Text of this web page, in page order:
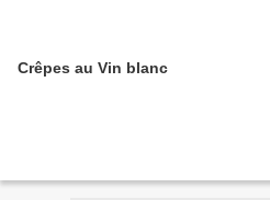
Crêpes au Vin blanc